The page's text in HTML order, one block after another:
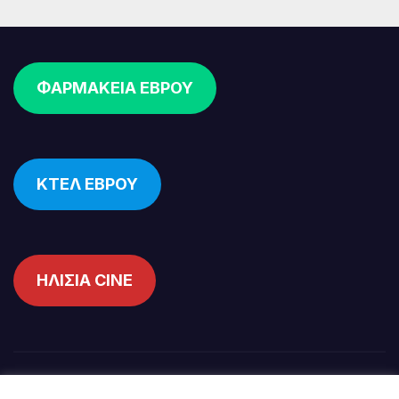
ΦΑΡΜΑΚΕΙΑ ΕΒΡΟΥ
ΚΤΕΛ ΕΒΡΟΥ
ΗΛΙΣΙΑ CINE